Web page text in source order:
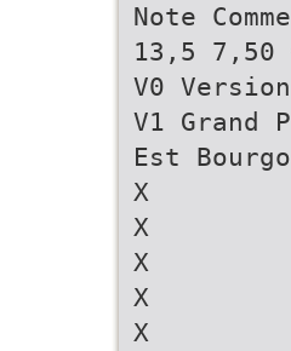
Note
13,5 7,50
V0
V1 Grand
Est
X
X
X
X
X